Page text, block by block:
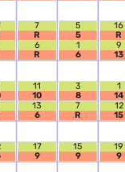
7
R
5
5
16
R
6
R
1
6
9
13
11
10
3
8
1
14
13
6
7
R
12
15
17
9
15
9
19
9